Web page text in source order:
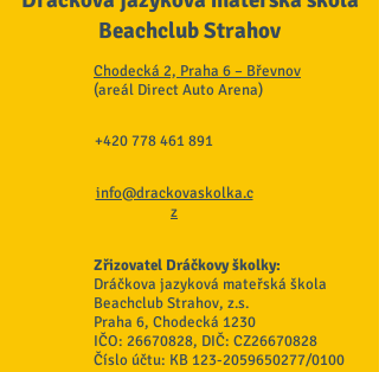
Beachclub Strahov
Chodecká 2, Praha 6 – Břevnov
(areál Direct Auto Arena)
+420 778 461 891
info@drackovaskolka.c
z
Zřizovatel Dráčkovy školky:
Dráčkova jazyková mateřská škola
Beachclub Strahov, z.s.
Praha 6, Chodecká 1230
IČO: 26670828, DIČ: CZ26670828
Číslo účtu: KB 123-2059650277/0100